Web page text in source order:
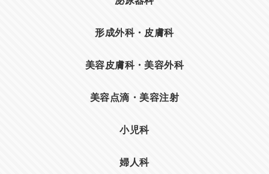
形成外科・皮膚科
美容皮膚科・美容外科
美容点滴・美容注射
小児科
婦人科